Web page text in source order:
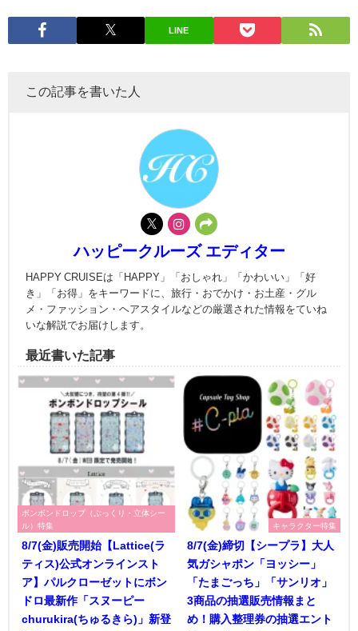
LINE
この記事を書いた人
ハッピークルーズ エディター
HAPPY CRUISEは「HAPPY」「おしゃれ」「かわいい」「好
き」「お得」をキーワードに、旅行・おでかけ・お土産・グル
メ・ファッション・ヘアスタイルなどの厳選された情報をていね
いな解説でお届けします。
最近書いた記事
ボンボンドロップ（ぷっくり・立体シー
ル）特集
8/7(金)販売開始【Lattice(ラ
ティス)公式オンラインスト
ア】パルクローゼットにボン
ドロ最新作「スヌーピー
churukira(ちゅるきら)」新登
キャラクター特集
8/7(金)締切【シープラ】大人
気ガシャポン「ヨッシー」
「たまごっち」「サンリオ」
3商品の抽選販売情報まと
め！購入整理券の抽選エント